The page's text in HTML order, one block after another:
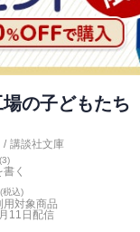
の子どもたち
/ 講談社文庫
(3)
く
(税込)
用対象商品
11日 配信